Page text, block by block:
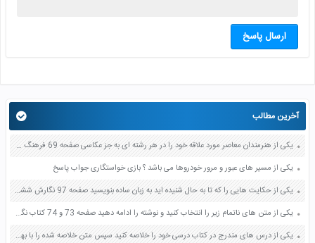
ارسال پاسخ
آخرین مطالب
یکی از هنرمندان معاصر مورد علاقه خود را در هر رشته ای به جز عکاسی صفحه 69 فرهنگ و هنر نهم
یکی از مسیر های عبور و مرور خودروها می باشد ؟ بازی خواستگاری جواب پاسخ
یکی از حکایت هایی را که تا به حال شنیده اید به زبان ساده بنویسید صفحه 97 نگارش ششم دبستان
یکی از متن های ناتمام زیر را انتخاب کنید و نوشته را ادامه دهید صفحه 73 و 74 کتاب نگارش فارسی پنجم دبستان
یکی از درس های مندرج در کتاب درسی خود را خلاصه کنید سپس متن خلاصه شده را با بهره گیری از روش های دسته بندی نمودار جدول نقشه مفهومی نشان دهید صفحه 118 نگارش یازدهم